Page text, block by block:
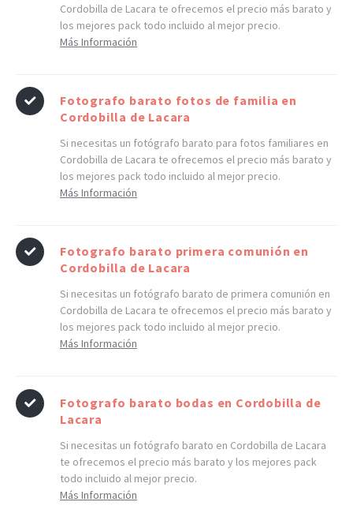
Cordobilla de Lacara te ofrecemos el precio más barato y
los mejores pack todo incluido al mejor precio.
Más Información
Fotografo barato fotos de familia en
Cordobilla de Lacara
Si necesitas un fotógrafo barato para fotos familiares en
Cordobilla de Lacara te ofrecemos el precio más barato y
los mejores pack todo incluido al mejor precio.
Más Información
Fotografo barato primera comunión en
Cordobilla de Lacara
Si necesitas un fotógrafo barato de primera comunión en
Cordobilla de Lacara te ofrecemos el precio más barato y
los mejores pack todo incluido al mejor precio.
Más Información
Fotografo barato bodas en Cordobilla de
Lacara
Si necesitas un fotógrafo barato en Cordobilla de Lacara
te ofrecemos el precio más barato y los mejores pack
todo incluido al mejor precio.
Más Información